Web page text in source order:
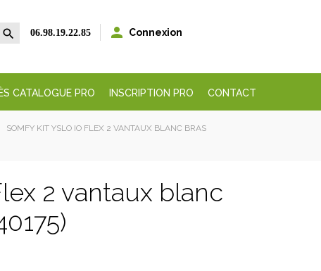
 06.98.19.22.85  Connexion
CATALOGUE PRO INSCRIPTION PRO CONTACT
SOMFY KIT YSLO IO FLEX 2 VANTAUX BLANC BRAS
2 vantaux blanc